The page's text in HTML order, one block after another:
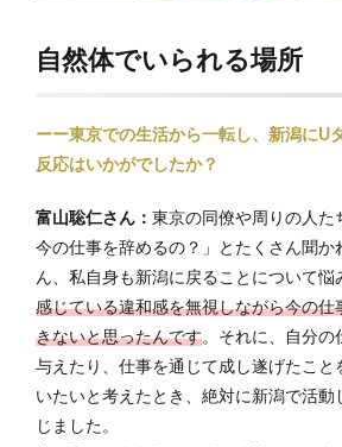
自然体でいられる場所
ーー東京での生活から一転し、新潟にU
反応はいかがでしたか？
富山聡仁さん： 東京の同僚や周りの人た
今の仕事を辞めるの？」とたくさん聞か
ん、私自身も新潟に戻ることについて悩
感じている違和感を無視しながら今の仕
きないと思ったんです。それに、自分の
与えたり、仕事を通じて成し遂げたこと
いたいと考えたとき、絶対に新潟で活動
じました。